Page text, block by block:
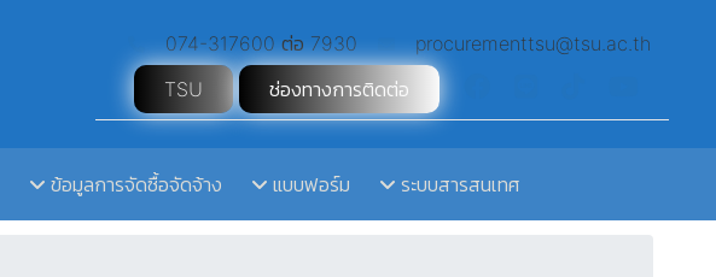
074-317600 ต่อ 7930
procurementtsu@tsu.ac.th
TSU
ช่องทางการติดต่อ
ข้อมูลการจัดซื้อจัดจ้าง แบบฟอร์ม ระบบสารสนเทศ